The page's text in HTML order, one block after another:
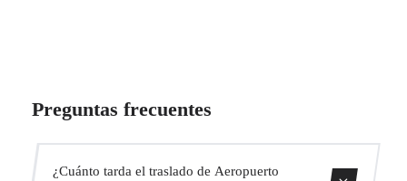
Preguntas frecuentes
¿Cuánto tarda el traslado de Aeropuerto